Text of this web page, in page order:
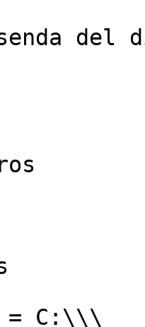
= C:\\\